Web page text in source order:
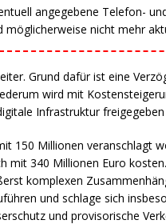
angegebene Telefon-
nicht mehr
Grund dafür ist eine
wird mit
Infrastruktur
150 Millionen veranschlagt
mit 340 Millionen Euro
komplexen
und schlage sich
und provisorische